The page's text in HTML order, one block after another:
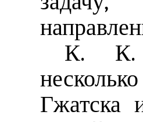
К. К.
Гжатска